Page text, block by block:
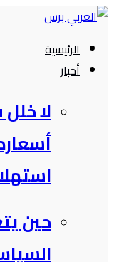
التجاوز
المحتوىالرئيسية
أخبار
لا خلل
حين